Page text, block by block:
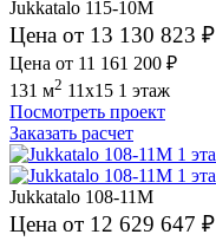
Jukkatalo 115-10M
Цена от 13 130 823 ₽
Цена от 11 161 200 ₽
131 м2 11x15 1 этаж
Посмотреть проект
Заказать расчет
Jukkatalo 108-11M
Цена от 12 629 647 ₽